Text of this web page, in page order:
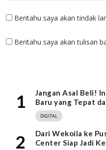
Beritahu saya akan tindak
Beritahu saya akan tulisan
1
Jangan Asal Beli!
Baru yang Tepat
DIGITAL
2
Dari Wekoila ke
Center Siap Jadi